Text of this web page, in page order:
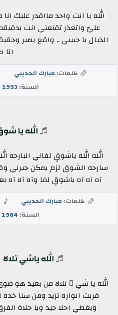
الله يا انت واحد مااقدر عليك
عليّ واتعذر تقنعني انت
الخيال يا حبيبي .. واقع يصير
انا
كلمات: مبارك الحديبي
السنة:1993
الله يا
الله الله ياشوقٍ لفاني
سارحه الشوق لزم يمكن جبرني
آه آه آه ياشوقٍ لفا وآه آه آه
كلمات: مبارك الحديبي
السنة: 1984
الله ياشي تلالا
الله يا شي ٍ تلالا من بعيد هو
قربت انواره تزيد ومن سنا
ويغطي احلا جيد ويا حلاة